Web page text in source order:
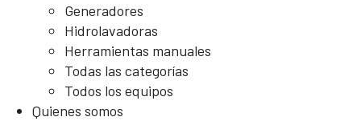
Generadores
Hidrolavadoras
Herramientas manuales
Todas las categorías
Todos los equipos
Quienes somos